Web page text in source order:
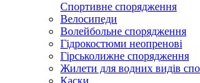
Спортивне спорядження
Велосипеди
Волейбольне спорядження
Гідрокостюми неопренові
Гірськолижне спорядження
Жилети для водних видів
Каски